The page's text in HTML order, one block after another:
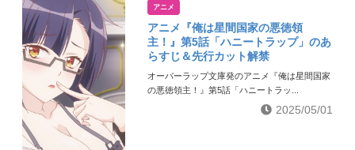
アニメ
アニメ『俺は星間国家の悪徳領
主！』第5話「ハニートラップ」のあ
らすじ＆先行カット解禁
オーバーラップ文庫発のアニメ『俺は星間国家
の悪徳領主！』第5話「ハニートラッ...
2025/05/01